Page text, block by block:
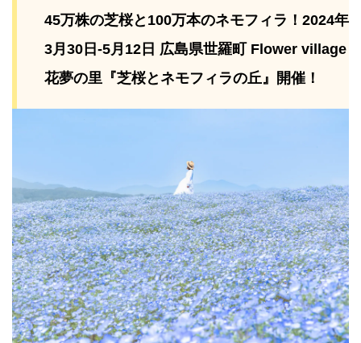
45万株の芝桜と100万本のネモフィラ！2024年
3月30日-5月12日 広島県世羅町 Flower village
花夢の里『芝桜とネモフィラの丘』開催！